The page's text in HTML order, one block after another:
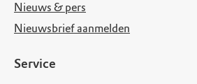
Nieuws & pers
Nieuwsbrief aanmelden
Service